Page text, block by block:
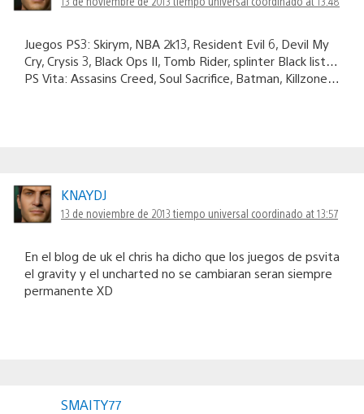
Juegos PS3: Skirym, NBA 2k13, Resident Evil 6, Devil My
Cry, Crysis 3, Black Ops II, Tomb Rider, splinter Black list…
PS Vita: Assasins Creed, Soul Sacrifice, Batman, Killzone…
KNAYDJ
13 de noviembre de 2013 tiempo universal coordinado at 13:57
En el blog de uk el chris ha dicho que los juegos de psvita
el gravity y el uncharted no se cambiaran seran siempre
permanente XD
SMAITY77